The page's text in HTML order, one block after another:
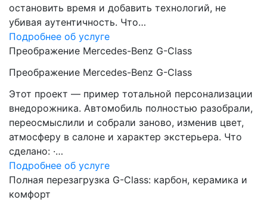
остановить время и добавить технологий, не
убивая аутентичность. Что…
Подробнее об услуге
Преображение Mercedes-Benz G-Class
Преображение Mercedes-Benz G-Class
Этот проект — пример тотальной персонализации
внедорожника. Автомобиль полностью разобрали,
переосмыслили и собрали заново, изменив цвет,
атмосферу в салоне и характер экстерьера. Что
сделано: ·…
Подробнее об услуге
Полная перезагрузка G-Class: карбон, керамика и
комфорт